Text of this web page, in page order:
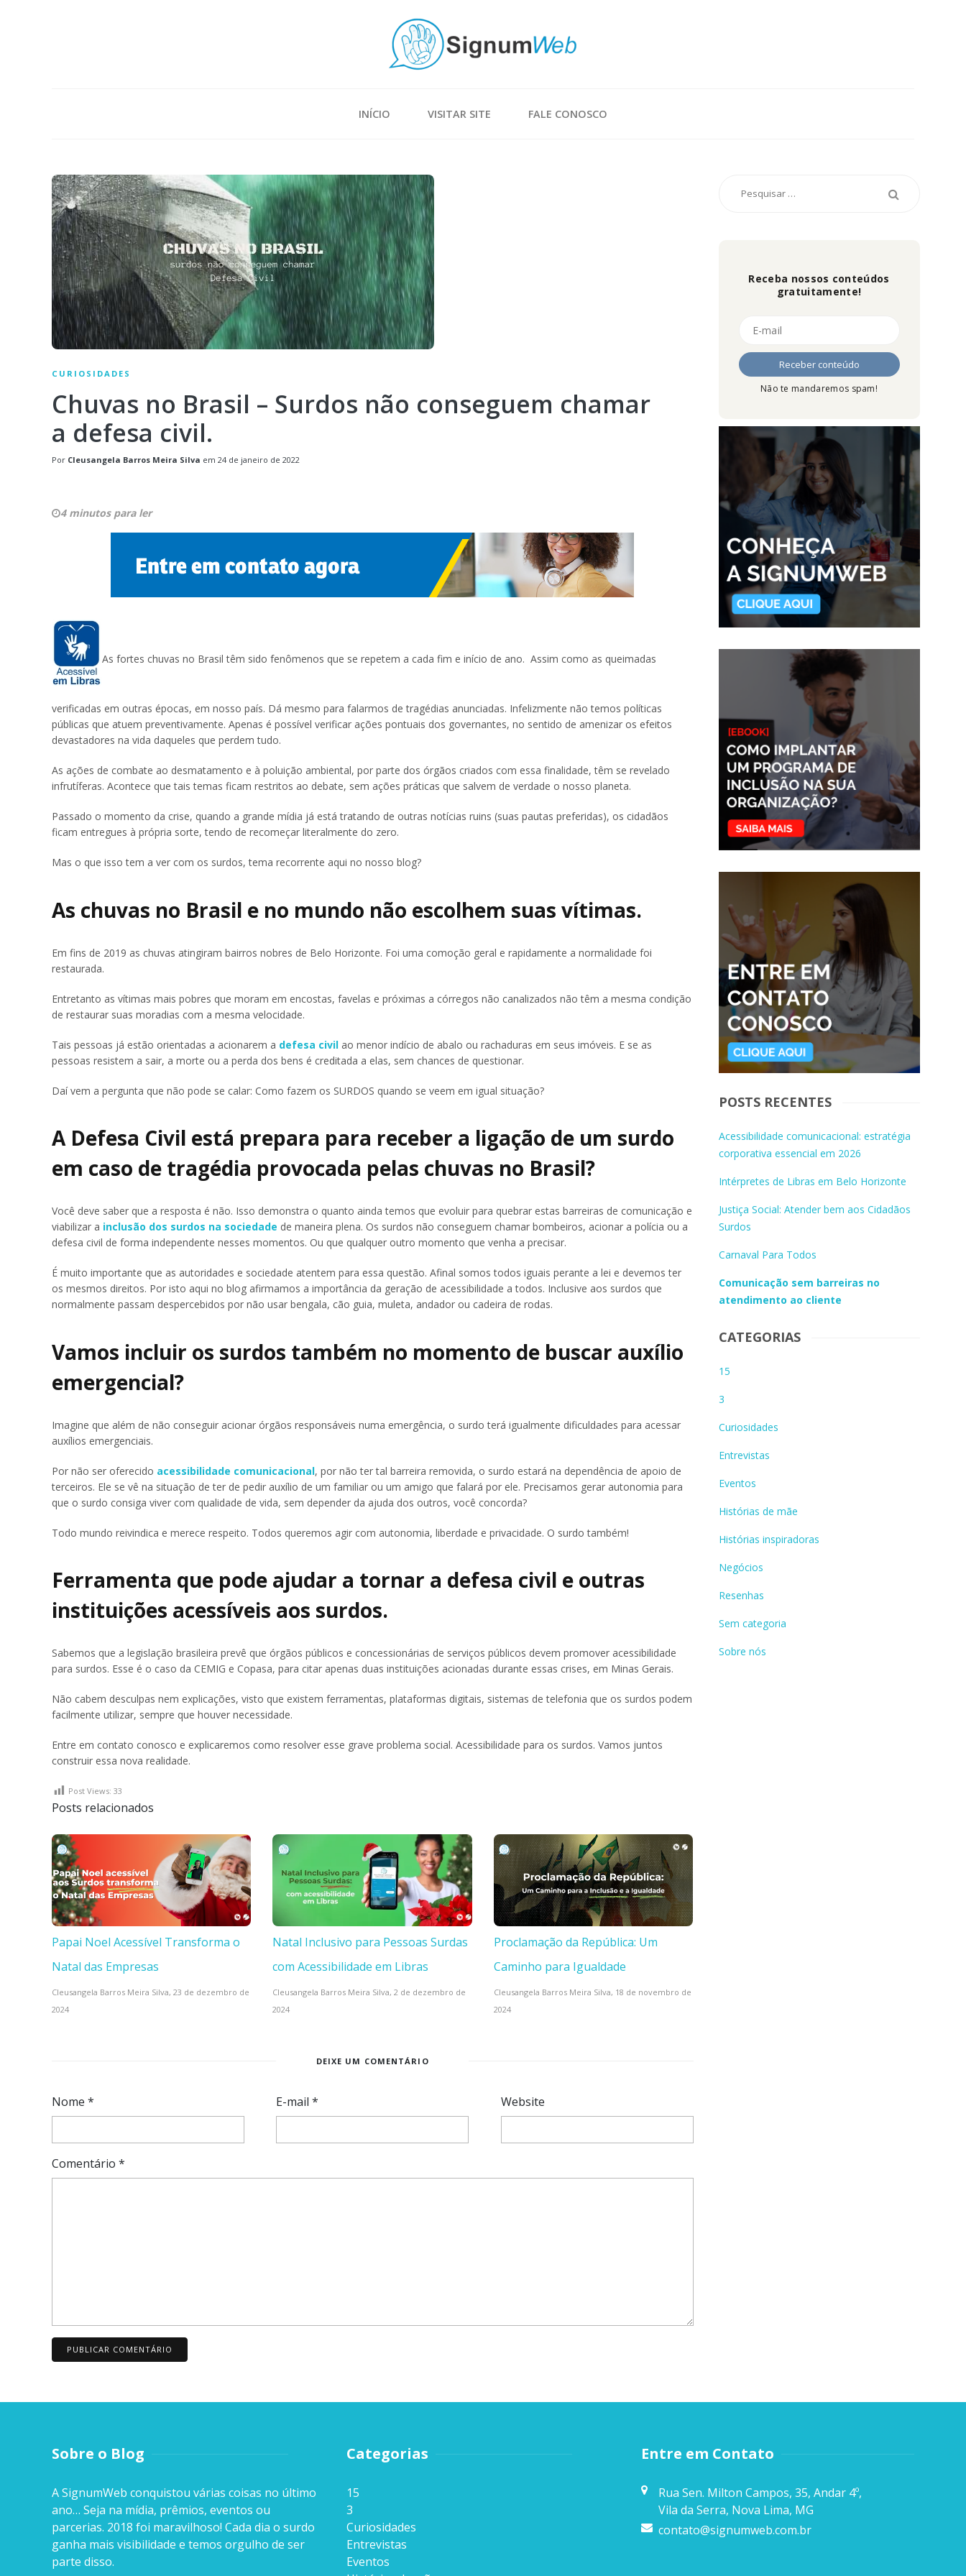
INÍCIO VISITAR SITE FALE CONOSCO
CURIOSIDADES
Chuvas no Brasil – Surdos não conseguem chamar
a defesa civil.
Por Cleusangela Barros Meira Silva em 24 de janeiro de 2022
4 minutos para ler
As fortes chuvas no Brasil têm sido fenômenos que se repetem a cada fim e início de ano. Assim como as queimadas
verificadas em outras épocas, em nosso país. Dá mesmo para falarmos de tragédias anunciadas. Infelizmente não temos políticas
públicas que atuem preventivamente. Apenas é possível verificar ações pontuais dos governantes, no sentido de amenizar os efeitos
devastadores na vida daqueles que perdem tudo.
As ações de combate ao desmatamento e à poluição ambiental, por parte dos órgãos criados com essa finalidade, têm se revelado
infrutíferas. Acontece que tais temas ficam restritos ao debate, sem ações práticas que salvem de verdade o nosso planeta.
Passado o momento da crise, quando a grande mídia já está tratando de outras notícias ruins (suas pautas preferidas), os cidadãos
ficam entregues à própria sorte, tendo de recomeçar literalmente do zero.
Mas o que isso tem a ver com os surdos, tema recorrente aqui no nosso blog?
As chuvas no Brasil e no mundo não escolhem suas vítimas.
Em fins de 2019 as chuvas atingiram bairros nobres de Belo Horizonte. Foi uma comoção geral e rapidamente a normalidade foi
restaurada.
Entretanto as vítimas mais pobres que moram em encostas, favelas e próximas a córregos não canalizados não têm a mesma condição
de restaurar suas moradias com a mesma velocidade.
Tais pessoas já estão orientadas a acionarem a defesa civil ao menor indício de abalo ou rachaduras em seus imóveis. E se as
pessoas resistem a sair, a morte ou a perda dos bens é creditada a elas, sem chances de questionar.
Daí vem a pergunta que não pode se calar: Como fazem os SURDOS quando se veem em igual situação?
A Defesa Civil está prepara para receber a ligação de um surdo
em caso de tragédia provocada pelas chuvas no Brasil?
Você deve saber que a resposta é não. Isso demonstra o quanto ainda temos que evoluir para quebrar estas barreiras de comunicação e
viabilizar a inclusão dos surdos na sociedade de maneira plena. Os surdos não conseguem chamar bombeiros, acionar a polícia ou a
defesa civil de forma independente nesses momentos. Ou que qualquer outro momento que venha a precisar.
É muito importante que as autoridades e sociedade atentem para essa questão. Afinal somos todos iguais perante a lei e devemos ter
os mesmos direitos. Por isto aqui no blog afirmamos a importância da geração de acessibilidade a todos. Inclusive aos surdos que
normalmente passam despercebidos por não usar bengala, cão guia, muleta, andador ou cadeira de rodas.
Vamos incluir os surdos também no momento de buscar auxílio
emergencial?
Imagine que além de não conseguir acionar órgãos responsáveis numa emergência, o surdo terá igualmente dificuldades para acessar
auxílios emergenciais.
Por não ser oferecido acessibilidade comunicacional, por não ter tal barreira removida, o surdo estará na dependência de apoio de
terceiros. Ele se vê na situação de ter de pedir auxílio de um familiar ou um amigo que falará por ele. Precisamos gerar autonomia para
que o surdo consiga viver com qualidade de vida, sem depender da ajuda dos outros, você concorda?
Todo mundo reivindica e merece respeito. Todos queremos agir com autonomia, liberdade e privacidade. O surdo também!
Ferramenta que pode ajudar a tornar a defesa civil e outras
instituições acessíveis aos surdos.
Sabemos que a legislação brasileira prevê que órgãos públicos e concessionárias de serviços públicos devem promover acessibilidade
para surdos. Esse é o caso da CEMIG e Copasa, para citar apenas duas instituições acionadas durante essas crises, em Minas Gerais.
Não cabem desculpas nem explicações, visto que existem ferramentas, plataformas digitais, sistemas de telefonia que os surdos podem
facilmente utilizar, sempre que houver necessidade.
Entre em contato conosco e explicaremos como resolver esse grave problema social. Acessibilidade para os surdos. Vamos juntos
construir essa nova realidade.
Post Views: 33
Posts relacionados
Papai Noel Acessível Transforma o
Natal das Empresas
Cleusangela Barros Meira Silva, 23 de dezembro de
2024
Natal Inclusivo para Pessoas Surdas
com Acessibilidade em Libras
Cleusangela Barros Meira Silva,2 de dezembro de
2024
Proclamação da República: Um
Caminho para Igualdade
Cleusangela Barros Meira Silva, 18 de novembro de
2024
DEIXE UM COMENTÁRIO
Nome * E-mail* Website
Comentário *
Receba nossos conteúdos
gratuitamente!
Não te mandaremos spam!
POSTS RECENTES
Acessibilidade comunicacional: estratégia
corporativa essencial em 2026
Intérpretes de Libras em Belo Horizonte
Justiça Social: Atender bem aos Cidadãos
Surdos
Carnaval Para Todos
Comunicação sem barreiras no
atendimento ao cliente
CATEGORIAS
15
3
Curiosidades
Entrevistas
Eventos
Histórias de mãe
Histórias inspiradoras
Negócios
Resenhas
Sem categoria
Sobre nós
Sobre o Blog
A SignumWeb conquistou várias coisas no último
ano… Seja na mídia, prêmios, eventos ou
parcerias. 2018 foi maravilhoso! Cada dia o surdo
ganha mais visibilidade e temos orgulho de ser
parte disso.
Categorias
15
3
Curiosidades
Entrevistas
Eventos
Entre em Contato
Rua Sen. Milton Campos, 35, Andar 4º,
Vila da Serra, Nova Lima, MG
contato@signumweb.com.br